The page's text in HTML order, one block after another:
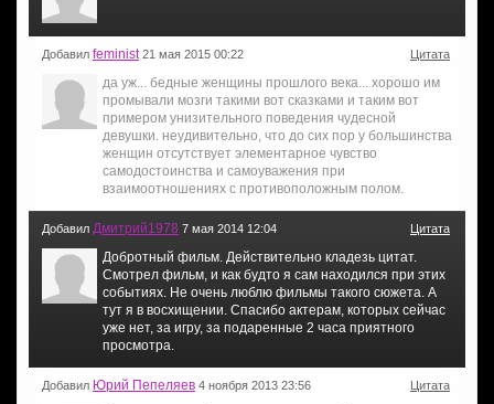
Добавил feminist 21 мая 2015 00:22 Цитата
да уж... бедные женщины прошлого века... хорошо им
промывали мозги такими вот сказками и таким вот
примером унизительного поведения чудесной
девушки. неудивительно, что до сих пор у большинства
женщин отсутствует элементарное чувство
самодостоинства и самоуважения при
взаимоотношениях с противоположным полом.
Добавил Дмитрий1978 7 мая 2014 12:04 Цитата
Добротный фильм. Действительно кладезь цитат.
Смотрел фильм, и как будто я сам находился при этих
событиях. Не очень люблю фильмы такого сюжета. А
тут я в восхищении. Спасибо актерам, которых сейчас
уже нет, за игру, за подаренные 2 часа приятного
просмотра.
Добавил Юрий Пепеляев 4 ноября 2013 23:56 Цитата